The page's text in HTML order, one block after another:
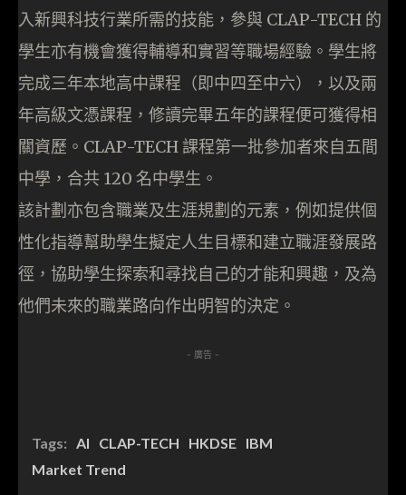
入新興科技行業所需的技能，參與 CLAP-TECH 的
學生亦有機會獲得輔導和實習等職場經驗。學生將
完成三年本地高中課程（即中四至中六），以及兩
年高級文憑課程，修讀完畢五年的課程便可獲得相
關資歷。CLAP-TECH 課程第一批參加者來自五間
中學，合共 120 名中學生。
該計劃亦包含職業及生涯規劃的元素，例如提供個
性化指導幫助學生擬定人生目標和建立職涯發展路
徑，協助學生探索和尋找自己的才能和興趣，及為
他們未來的職業路向作出明智的決定。
- 廣告 -
Tags: AI CLAP-TECH HKDSE IBM
Market Trend